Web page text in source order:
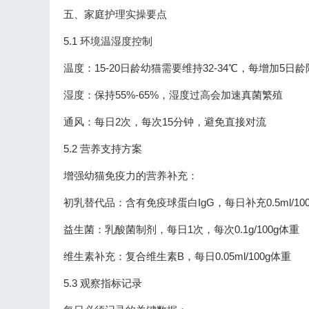
五、家庭护理实操要点
5.1 环境温湿度控制
温度：15-20日龄幼猫需要维持32-34℃，每增加5日
湿度：保持55%-65%，湿度过高会加速真菌繁殖
通风：每日2次，每次15分钟，避免直接对流
5.2 营养支持方案
增强幼猫免疫力的营养补充：
初乳替代品：含有免疫球蛋白IgG，每日补充0.5ml/
益生菌：乳酸菌制剂，每日1次，每次0.1g/100g体重
维生素补充：复合维生素B，每日0.05ml/100g体重
5.3 观察指标记录